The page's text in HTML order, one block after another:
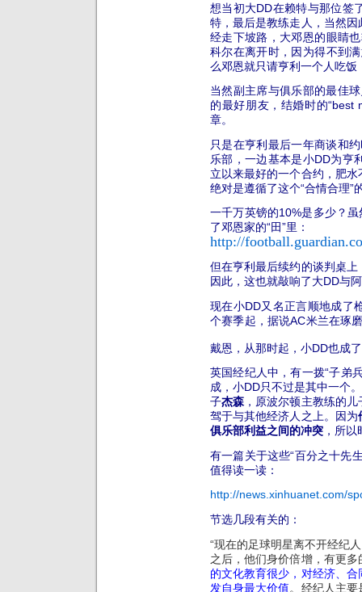
想当初大DD在赖特与那位签
特，最后是教练走人，当然
经走下坡路，大邓恩的眼睛
科尔在离开时，因为得不到
么邓恩就只请亨利一个人吃饭
当然副主席与俱乐部的最佳
的最好朋友，结婚时的“best
章。
只是在亨利最后一年商谈和
乐部，一边基本是小DD为亨
立以来最好的一个合约，肥
绝对是遵循了这个“合情合理”
一千万英镑的10%是多少？
了邓恩家的“田”里：
http://
但在亨利最后续约的谈判桌
因此，这也就敲响了大DD与
现在小DD又名正言顺地成了
个赛季起，据说AC米兰在琢
戴恩，从那时起，小DD也成
英国经纪人中，有一拨“子弟
成，小DD只不过是其中一个
子杰森 ，原波尔顿主教练的
驾于与其他经济人之上。因为
俱乐部利益之间的冲突 ，所
有一篇关于这些“百分之十先
值得读一读：
http://news.xinhuanet.com/
节选几段有关的：
“现在的足球明星离不开经纪
之后，他们身价倍增，有更
的文化教育很少，对经济、
发自身最大价值。经纪人主